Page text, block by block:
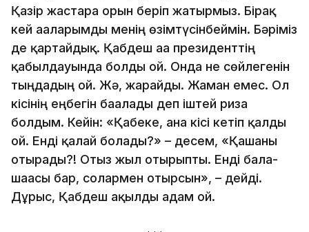
Қазір жастарға орын беріп жатырмыз. Бірақ
кей ағаларымды менің өзімтүсінбеймін. Бәріміз
де қартайдық. Қабдеш аға президенттің
қабылдауында болды ғой. Онда не сөйлегенін
тыңдадың ғой. Жә, жарайды. Жаман емес. Ол
кісінің еңбегін бағалады деп іштей риза
болдым. Кейін: «Қабеке, ана кісі кетіп қалды
ғой. Енді қалай болады?» – десем, «Қашанғы
отырады?! Отыз жыл отырыпты. Енді бала-
шағасы бар, солармен отырсын», – дейді.
Дұрыс, Қабдеш ақылды адам ғой.